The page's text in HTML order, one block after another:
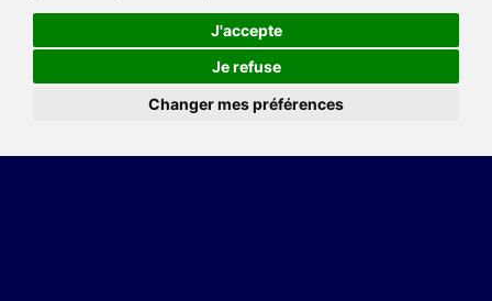
J'accepte
Je refuse
Changer mes préférences